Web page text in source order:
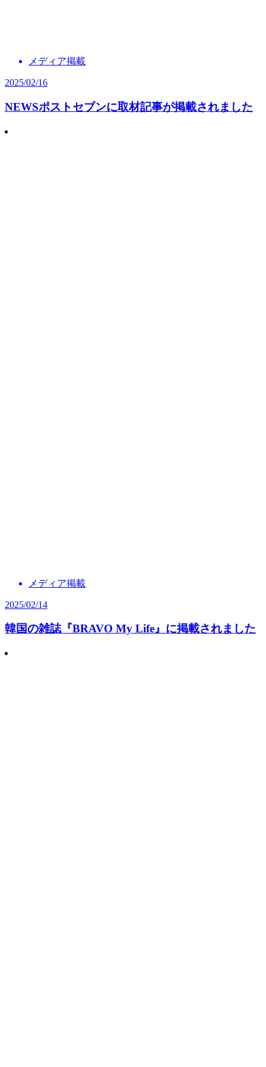
メディア掲載
2025/02/16
NEWSポストセブンに取材記事が掲載されました
メディア掲載
2025/02/14
韓国の雑誌『BRAVO My Life』に掲載されました